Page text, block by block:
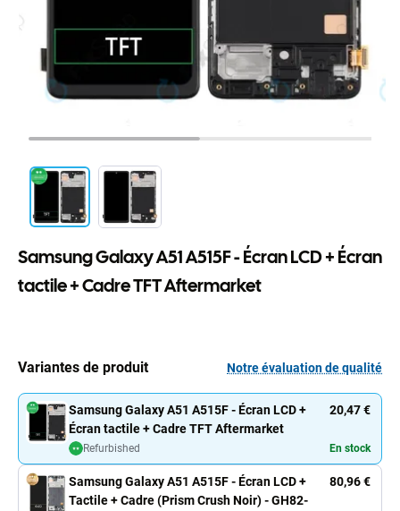
Samsung Galaxy A51 A515F - Écran LCD + Écran
tactile + Cadre TFT Aftermarket
Variantes de produit Notre évaluation de qualité
Samsung Galaxy A51 A515F - Écran LCD +
Écran tactile + Cadre TFT Aftermarket
20,47 €
Refurbished En stock
Samsung Galaxy A51 A515F - Écran LCD +
Tactile + Cadre (Prism Crush Noir) - GH82-
80,96 €